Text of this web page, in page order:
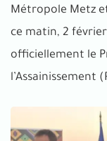
Métropole Metz
ce matin, 2
officiellement le
l’Assainissement